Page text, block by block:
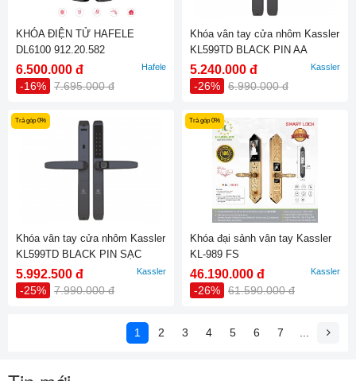
KHÓA ĐIỆN TỬ HAFELE
DL6100 912.20.582
6.500.000 đ
-16% 7.695.000 đ
Hafele
Khóa vân tay cửa nhôm Kassler
KL599TD BLACK PIN AA
5.240.000 đ
-26% 6.990.000 đ
Kassler
Trả góp 0%
Khóa vân tay cửa nhôm Kassler
KL599TD BLACK PIN SẠC
5.992.500 đ
-25% 7.990.000 đ
Kassler
Trả góp 0%
Khóa đại sảnh vân tay Kassler
KL-989 FS
46.190.000 đ
-26% 61.590.000 đ
Kassler
1 2 3 4 5 6 7